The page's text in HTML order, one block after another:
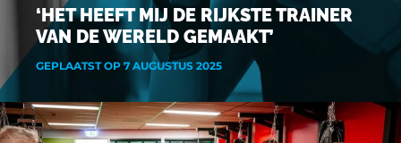
‘HET HEEFT MIJ DE RIJKSTE TRAINER
VAN DE WERELD GEMAAKT’
GEPLAATST OP 7 AUGUSTUS 2025